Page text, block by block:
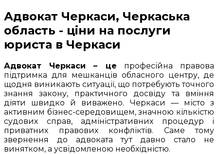
Адвокат Черкаси, Черкаська
область - ціни на послуги
юриста в Черкаси
Адвокат Черкаси – це професійна правова
підтримка для мешканців обласного центру, де
щодня виникають ситуації, що потребують точного
знання закону, практичного досвіду та вміння
діяти швидко й виважено. Черкаси — місто з
активним бізнес-середовищем, значною кількістю
судових справ, адміністративних процедур і
приватних правових конфліктів. Саме тому
звернення до адвоката тут давно стало не
винятком, а усвідомленою необхідністю.